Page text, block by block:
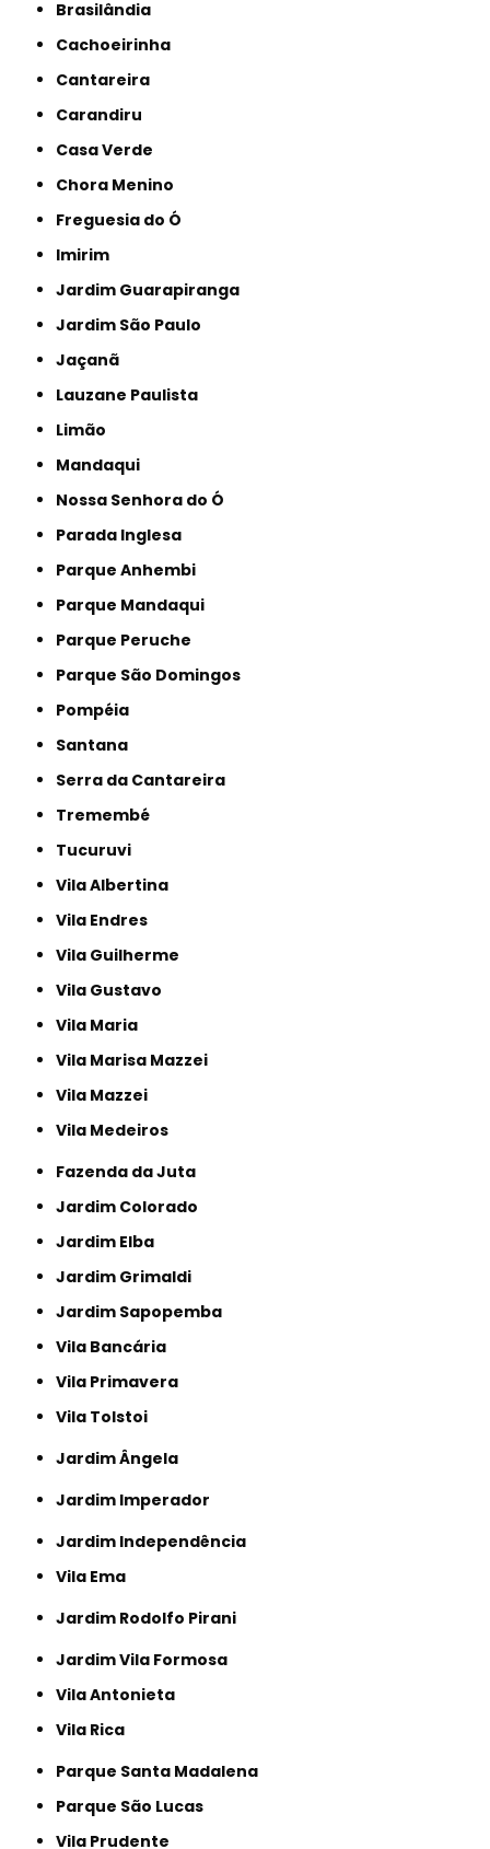
Brasilândia
Cachoeirinha
Cantareira
Carandiru
Casa Verde
Chora Menino
Freguesia do Ó
Imirim
Jardim Guarapiranga
Jardim São Paulo
Jaçanã
Lauzane Paulista
Limão
Mandaqui
Nossa Senhora do Ó
Parada Inglesa
Parque Anhembi
Parque Mandaqui
Parque Peruche
Parque São Domingos
Pompéia
Santana
Serra da Cantareira
Tremembé
Tucuruvi
Vila Albertina
Vila Endres
Vila Guilherme
Vila Gustavo
Vila Maria
Vila Marisa Mazzei
Vila Mazzei
Vila Medeiros
Fazenda da Juta
Jardim Colorado
Jardim Elba
Jardim Grimaldi
Jardim Sapopemba
Vila Bancária
Vila Primavera
Vila Tolstoi
Jardim Ângela
Jardim Imperador
Jardim Independência
Vila Ema
Jardim Rodolfo Pirani
Jardim Vila Formosa
Vila Antonieta
Vila Rica
Parque Santa Madalena
Parque São Lucas
Vila Prudente